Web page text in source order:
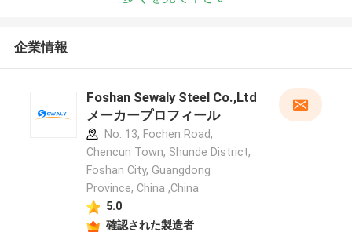
企業情報
Foshan Sewaly Steel Co.,Ltd
メーカープロフィール
No. 13, Fochen Road,
Chencun Town, Shunde District,
Foshan City, Guangdong
Province, China ,China
5.0
確認された製造者